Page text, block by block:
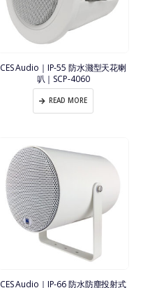
CES Audio｜IP-55 防水濺型天花喇
叭｜SCP-4060
READ MORE
CES Audio｜IP-66 防水防塵投射式